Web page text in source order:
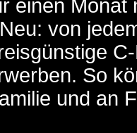
einen Monat
von
So
und an